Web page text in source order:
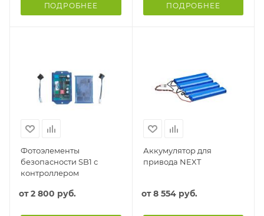
ПОДРОБНЕЕ ПОДРОБНЕЕ
Фотоэлементы
безопасности SB1 с
контроллером
от2 800 руб.
Аккумулятор для
привода NEXT
от8 554 руб.